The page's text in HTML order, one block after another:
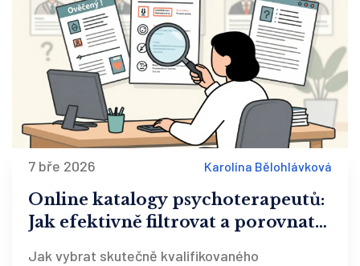
7 bře 2026 Karolína Bělohlávková
Online katalogy psychoterapeutů:
Jak efektivně filtrovat a porovnat
Jak vybrat skutečně kvalifikovaného